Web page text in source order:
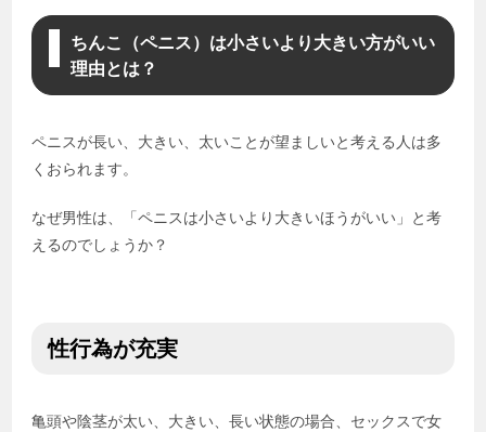
ちんこ（ペニス）は小さいより大きい方がいい
理由とは？
ペニスが長い、大きい、太いことが望ましいと考える人は多
くおられます。
なぜ男性は、「ペニスは小さいより大きいほうがいい」と考
えるのでしょうか？
性行為が充実
亀頭や陰茎が太い、大きい、長い状態の場合、セックスで女